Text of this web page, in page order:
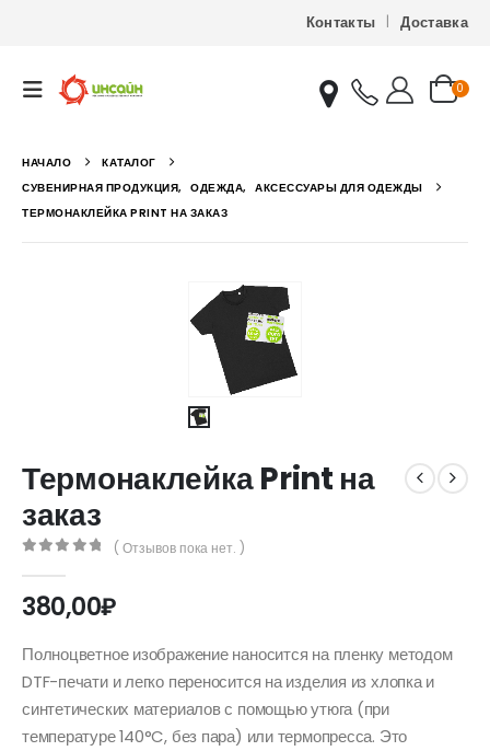
Контакты Доставка
0
НАЧАЛО
КАТАЛОГ
СУВЕНИРНАЯ ПРОДУКЦИЯ, ОДЕЖДА, АКСЕССУАРЫ ДЛЯ ОДЕЖДЫ
ТЕРМОНАКЛЕЙКА PRINT НА ЗАКАЗ
Термонаклейка Print на
заказ
( Отзывов пока нет. )
380,00₽
Полноцветное изображение наносится на пленку методом
DTF-печати и легко переносится на изделия из хлопка и
синтетических материалов с помощью утюга (при
температуре 140°C, без пара) или термопресса. Это